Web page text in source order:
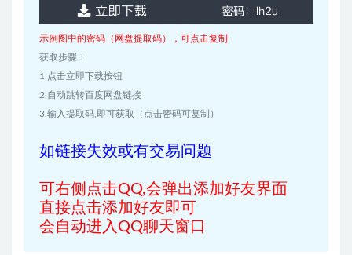
示例图中的密码（网盘提取码），可点击复制
获取步骤：
1.点击立即下载按钮
2.自动跳转百度网盘链接
3.输入提取码,即可获取（点击密码可复制）
如链接失效或有交易问题
可右侧点击QQ,会弹出添加好友界面
直接点击添加好友即可
会自动进入QQ聊天窗口